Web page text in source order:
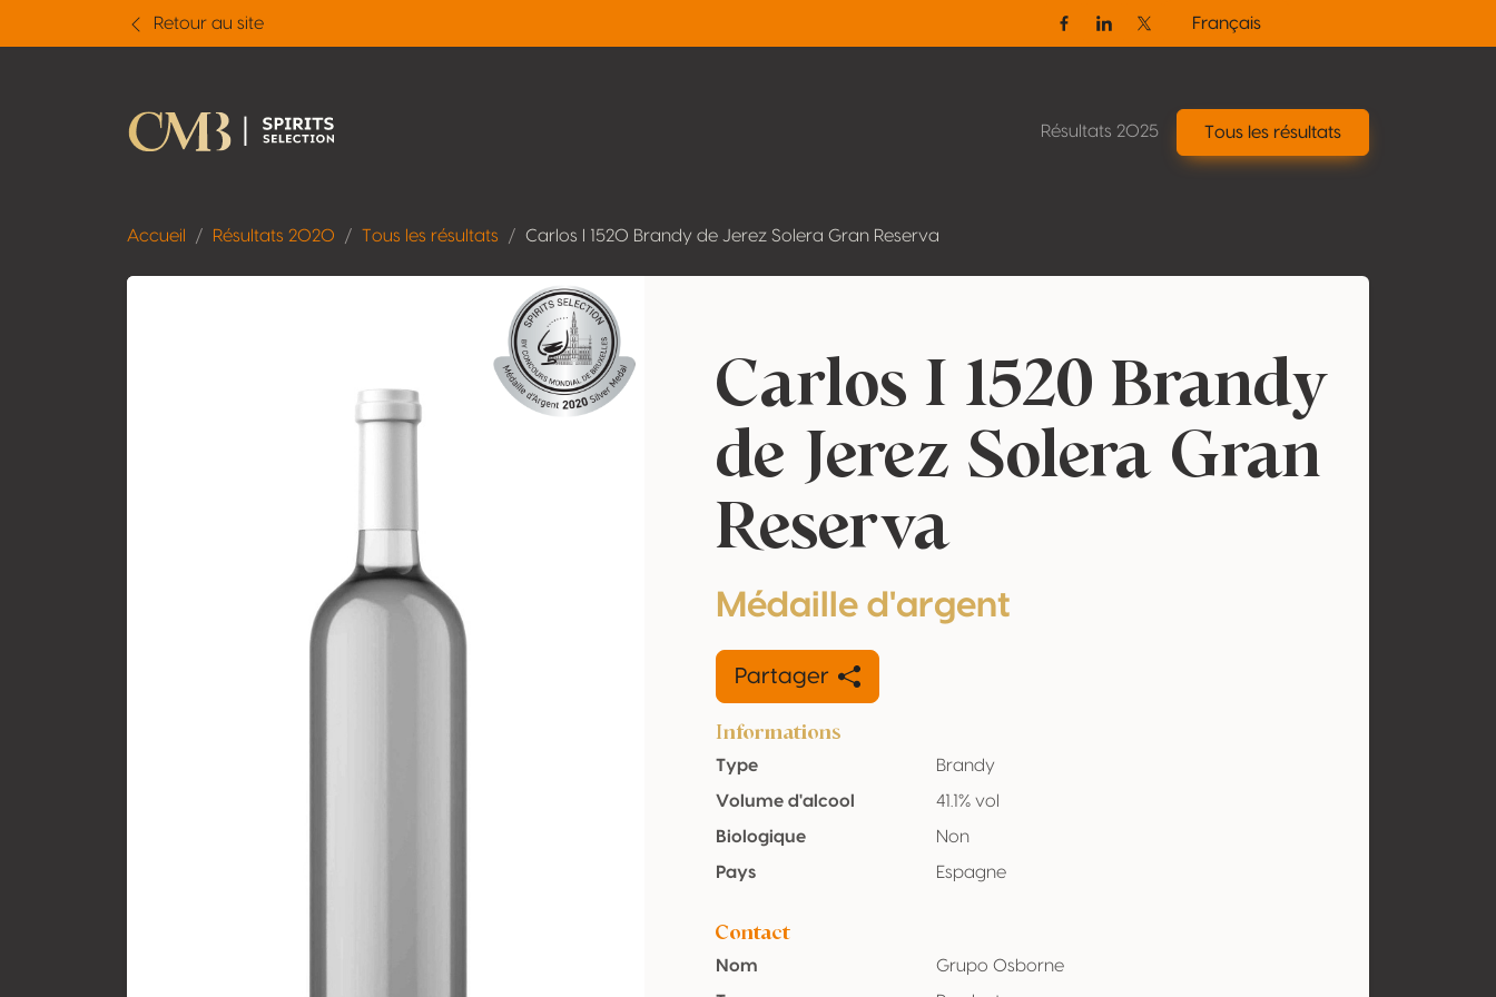
Retour au site
FacebookLinkedinTwitter / X
Français
Résultats 2025 Tous les résultats
Accueil Résultats 2020 Tous les résultats Carlos I 1520 Brandy de Jerez Solera Gran Reserva
Carlos I 1520 Brandy
de Jerez Solera Gran
Reserva
Médaille d'argent
Partager
Informations
Type
Brandy
Volume d'alcool
41.1% vol
Biologique
Non
Pays
Espagne
Contact
Nom
Grupo Osborne